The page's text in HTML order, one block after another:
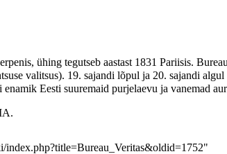
ühing tegutseb aastast 1831 Pariisis.
valitsus). 19. sajandi lõpul ja 20. sajandi algul
enamik Eesti suuremaid purjelaevu ja vanemad
.
index.php?title=Bureau_Veritas&oldid=1752"